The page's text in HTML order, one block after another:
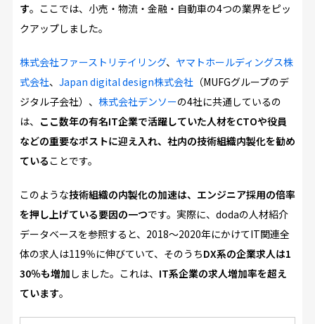
す。ここでは、小売・物流・金融・自動車の4つの業界をピッ
クアップしました。
株式会社ファーストリテイリング、 ヤマトホールディングス株
式会社、 Japan digital design株式会社（MUFGグループのデ
ジタル子会社）、 株式会社デンソーの4社に共通しているの
は、 ここ数年の有名IT企業で活躍していた人材をCTOや役員
などの重要なポストに迎え入れ、社内の技術組織内製化を勧め
ている ことです。
このような技術組織の内製化の加速は、エンジニア採用の倍率
を押し上げている要因の一つです。実際に、dodaの人材紹介
データベースを参照すると、2018～2020年にかけてIT関連全
体の求人は119％に伸びていて、そのうちDX系の企業求人は1
30％も増加 しました。これは、 IT系企業の求人増加率を超え
ています。